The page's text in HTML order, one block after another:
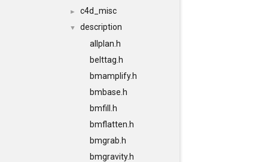
► c4d_misc
▼
description
allplan.h
belttag.h
bmamplify.h
bmbase.h
bmfill.h
bmflatten.h
bmgrab.h
bmgravity.h